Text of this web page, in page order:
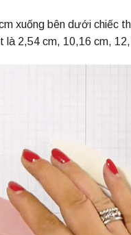
xuống bên dưới chiếc
2,54 cm, 10,16 cm,